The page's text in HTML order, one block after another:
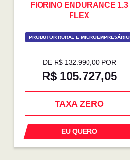
FIORINO ENDURANCE 1.3
FLEX
PRODUTOR RURAL E MICROEMPRESÁRIO
DE R$ 132.990,00 POR
R$ 105.727,05
SUPER DESCONTO
TAXA ZERO
EU QUERO